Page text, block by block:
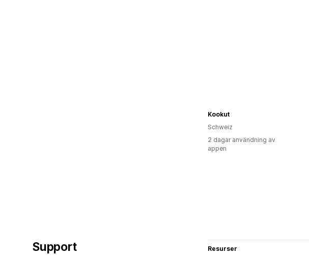
Kookut
Schweiz
2 dagar användning av
appen
Support Resurser